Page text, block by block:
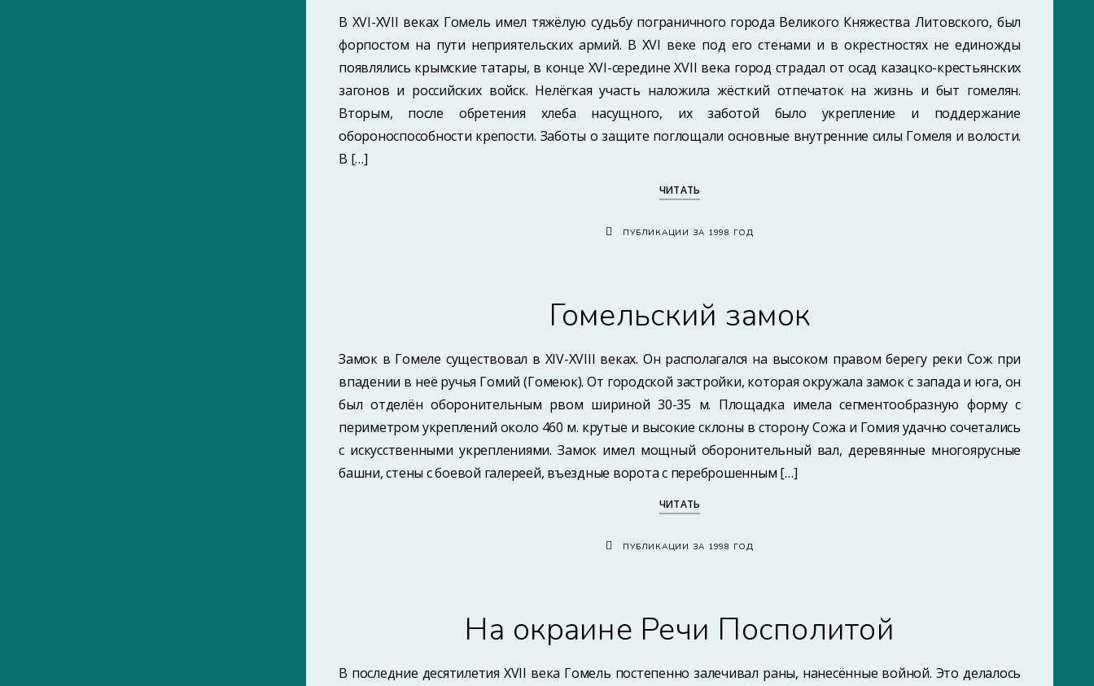
В XVI-XVII веках Гомель имел тяжёлую судьбу пограничного города Великого Княжества Литовского, был
форпостом на пути неприятельских армий. В XVI веке под его стенами и в окрестностях не единожды
появлялись крымские татары, в конце XVI-середине XVII века город страдал от осад казацко-крестьянских
загонов и российских войск. Нелёгкая участь наложила жёсткий отпечаток на жизнь и быт гомелян.
Вторым, после обретения хлеба насущного, их заботой было укрепление и поддержание
обороноспособности крепости. Заботы о защите поглощали основные внутренние силы Гомеля и волости.
В […]
ЧИТАТЬ
ПУБЛИКАЦИИ ЗА 1998 ГОД
Гомельский замок
Замок в Гомеле существовал в XIV-XVIII веках. Он располагался на высоком правом берегу реки Сож при
впадении в неё ручья Гомий (Гомеюк). От городской застройки, которая окружала замок с запада и юга, он
был отделён оборонительным рвом шириной 30-35 м. Площадка имела сегментообразную форму с
периметром укреплений около 460 м. крутые и высокие склоны в сторону Сожа и Гомия удачно сочетались
с искусственными укреплениями. Замок имел мощный оборонительный вал, деревянные многоярусные
башни, стены с боевой галереей, въездные ворота с переброшенным […]
ЧИТАТЬ
ПУБЛИКАЦИИ ЗА 1998 ГОД
На окраине Речи Посполитой
В последние десятилетия XVII века Гомель постепенно залечивал раны, нанесённые войной. Это делалось